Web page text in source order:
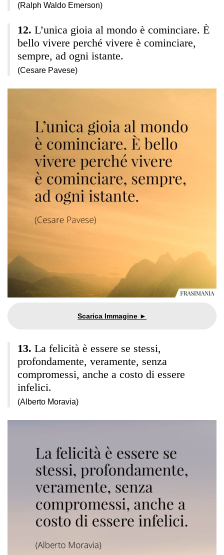
(Ralph Waldo Emerson)
L’unica gioia al mondo è cominciare. È
bello vivere perché vivere è cominciare,
sempre, ad ogni istante.
(Cesare Pavese)
La felicità è essere se stessi,
profondamente, veramente, senza
compromessi, anche a costo di essere
infelici.
(Alberto Moravia)